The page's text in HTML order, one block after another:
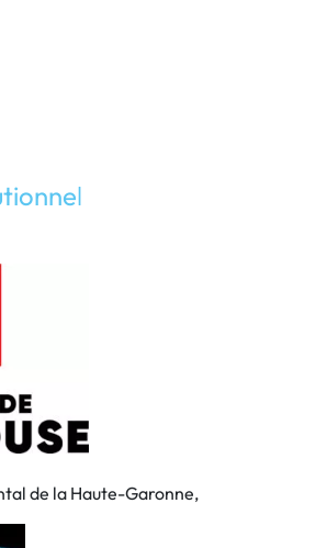
l
de la Haute-Garonne,